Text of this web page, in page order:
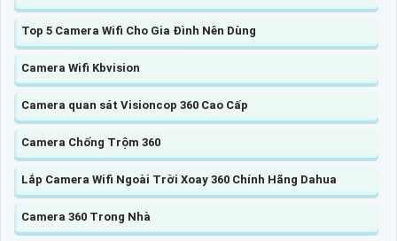
Top 5 Camera Wifi Cho Gia Đình Nên Dùng
Camera Wifi Kbvision
Camera quan sát Visioncop 360 Cao Cấp
Camera Chống Trộm 360
Lắp Camera Wifi Ngoài Trời Xoay 360 Chính Hãng Dahua
Camera 360 Trong Nhà